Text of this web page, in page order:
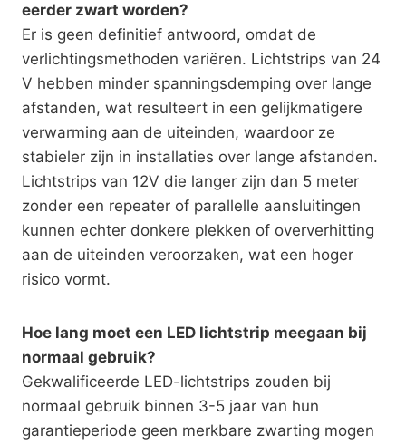
eerder zwart worden?
Er is geen definitief antwoord, omdat de
verlichtingsmethoden variëren. Lichtstrips van 24
V hebben minder spanningsdemping over lange
afstanden, wat resulteert in een gelijkmatigere
verwarming aan de uiteinden, waardoor ze
stabieler zijn in installaties over lange afstanden.
Lichtstrips van 12V die langer zijn dan 5 meter
zonder een repeater of parallelle aansluitingen
kunnen echter donkere plekken of oververhitting
aan de uiteinden veroorzaken, wat een hoger
risico vormt.
Hoe lang moet een LED lichtstrip meegaan bij
normaal gebruik?
Gekwalificeerde LED-lichtstrips zouden bij
normaal gebruik binnen 3-5 jaar van hun
garantieperiode geen merkbare zwarting mogen